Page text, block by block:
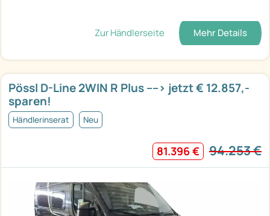
Zur Händlerseite Mehr Details
Pössl D-Line 2WIN R Plus ----> jetzt € 12.857,-
sparen!
Händlerinserat Neu
81.396 € 94.253 €